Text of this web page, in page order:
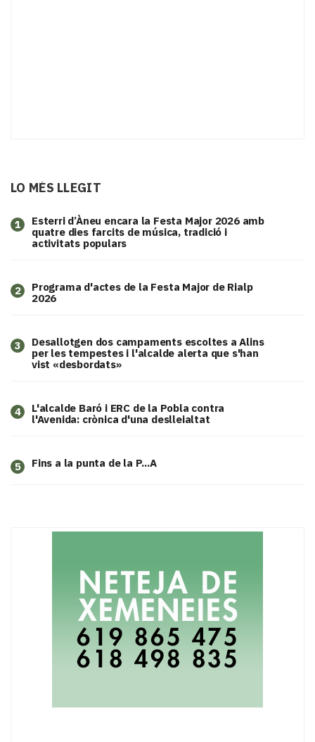
LO MÉS LLEGIT
1
Esterri d’Àneu encara la Festa Major 2026 amb
quatre dies farcits de música, tradició i
activitats populars
2
Programa d'actes de la Festa Major de Rialp
2026
3
​Desallotgen dos campaments escoltes a Alins
per les tempestes i l'alcalde alerta que s'han
vist «desbordats»
4
L'alcalde Baró i ERC de la Pobla contra
l'Avenida: crònica d'una deslleialtat
5 Fins a la punta de la P...A